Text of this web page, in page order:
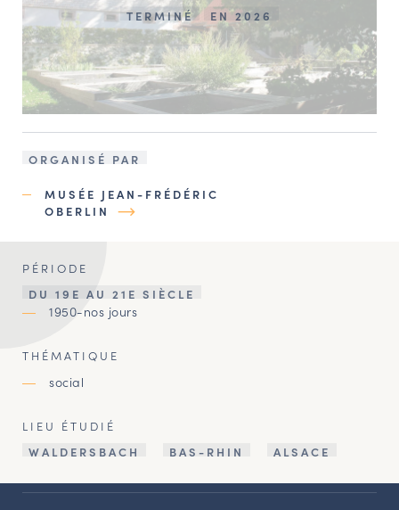
TERMINÉ EN 2026
ORGANISÉ PAR
MUSÉE JEAN-FRÉDÉRIC
OBERLIN
PÉRIODE
DU 19E AU 21E SIÈCLE
1950-nos jours
THÉMATIQUE
social
LIEU ÉTUDIÉ
WALDERSBACH
BAS-RHIN ALSACE